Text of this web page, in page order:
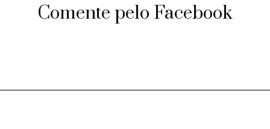
Comente pelo Facebook